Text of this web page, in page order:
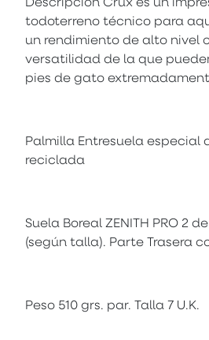
Descripción Crux es un
todoterreno técnico para
un rendimiento de alto nivel
versatilidad de la que
pies de gato
Palmilla Entresuela especial
reciclada
Suela Boreal ZENITH PRO 2
(según talla). Parte Trasera
Peso 510 grs. par. Talla 7 U.K.